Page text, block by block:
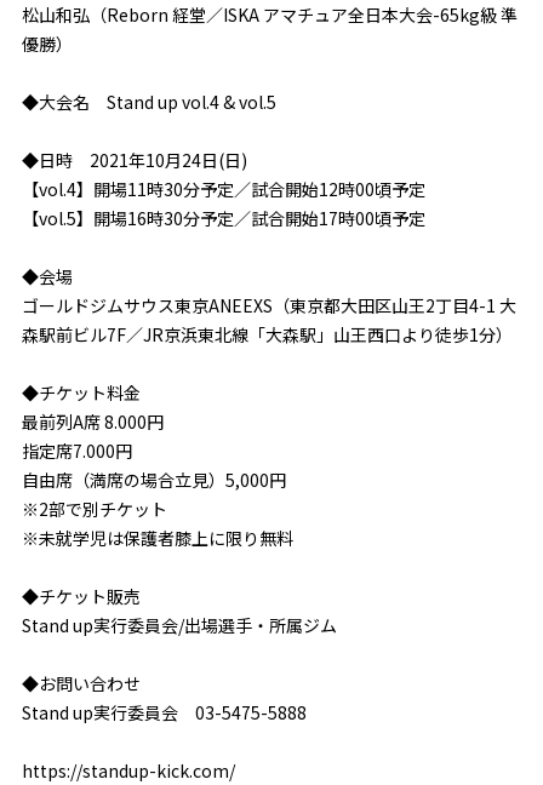
松山和弘（Reborn 経堂／ISKA アマチュア全日本大会-65kg級 準
優勝）
◆大会名 Stand up vol.4 & vol.5
◆日時 2021年10月24日(日)
【vol.4】開場11時30分予定／試合開始12時00頃予定
【vol.5】開場16時30分予定／試合開始17時00頃予定
◆会場
ゴールドジムサウス東京ANEEXS（東京都大田区山王2丁目4-1 大
森駅前ビル7F／JR京浜東北線「大森駅」山王西口より徒歩1分）
◆チケット料金
最前列A席 8.000円
指定席7.000円
自由席（満席の場合立見）5,000円
※2部で別チケット
※未就学児は保護者膝上に限り無料
◆チケット販売
Stand up実行委員会/出場選手・所属ジム
◆お問い合わせ
Stand up実行委員会 03-5475-5888
https://standup-kick.com/